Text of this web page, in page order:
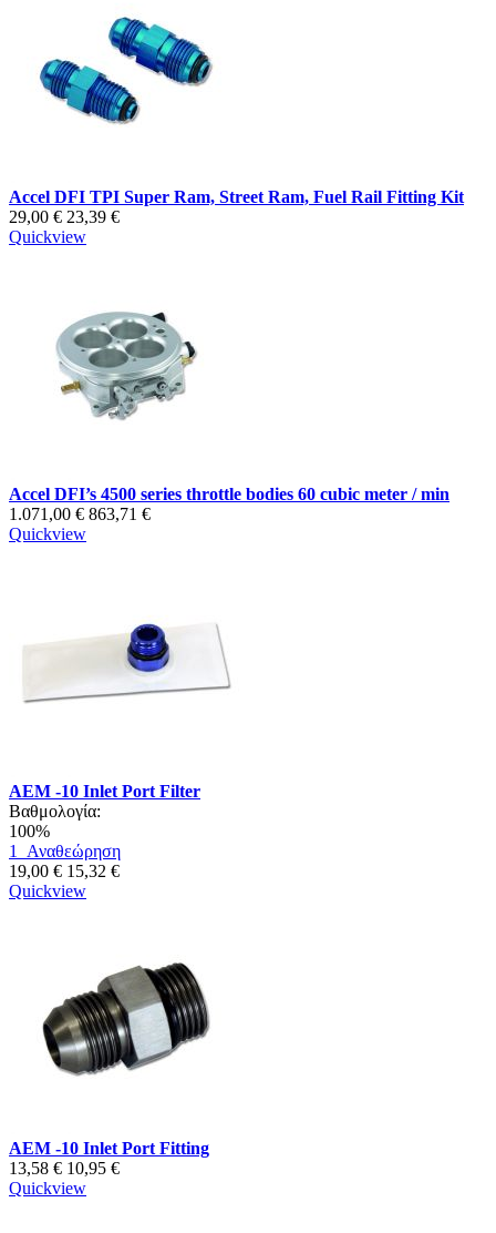
Accel DFI TPI Super Ram, Street Ram, Fuel Rail Fitting Kit
29,00 € 23,39 €
Quickview
Accel DFI’s 4500 series throttle bodies 60 cubic meter / min
1.071,00 € 863,71 €
Quickview
AEM -10 Inlet Port Filter
Βαθμολογία:
100%
1 Αναθεώρηση
19,00 € 15,32 €
Quickview
AEM -10 Inlet Port Fitting
13,58 € 10,95 €
Quickview